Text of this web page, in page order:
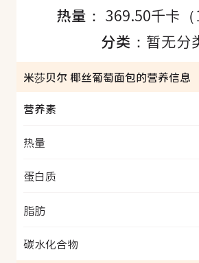
热量：369.50千卡（
分类： 暂无分
米莎贝尔 椰丝葡萄面包的营养信息
营养素
热量
蛋白质
脂肪
碳水化合物